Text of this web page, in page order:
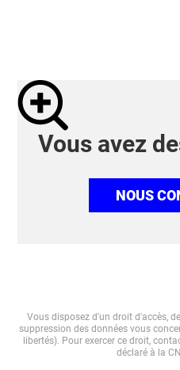
Vous avez
NOUS
Vous disposez d'un droit d'accès,
suppression des données vous
libertés). Pour exercer ce droit,
déclaré à la